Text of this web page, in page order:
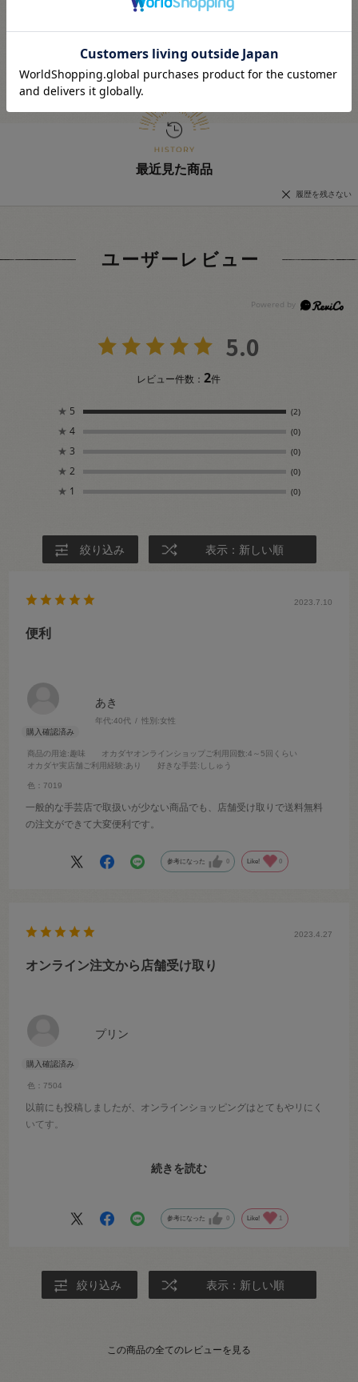
も完売・欠品の場合があります。予めご了承下さい。
最近見た商品
履歴を残さない
ユーザーレビュー
5.0
レビュー件数：2件
★ 5 (2)
★ 4 (0)
★ 3 (0)
★ 2 (0)
★ 1 (0)
絞り込み 表示：新しい順
あき
年代:40代 性別:女性
商品の用途:趣味 オカダヤオンラインショップご利用回数:4～5回くらい
オカダヤ実店舗ご利用経験:あり 好きな手芸:ししゅう
色：7019
2023.7.10
便利
一般的な手芸店で取扱いが少ない商品でも、店舗受け取りで送料無料
の注文ができて大変便利です。
参考になった 0 Like! 0
プリン
色：7504
2023.4.27
オンライン注文から店舗受け取り
以前にも投稿しましたが、オンラインショッピングはとてもやリにく
いてす。
いので助かります。また私が注文したときはオンラインだと割引にな
商品ですが、青木和子さんのミモザのリースに使うモール糸が手に入
らず、代用品としてタペストリーウール糸を使用したところフレンチ
続きを読む
参考になった 0 Like! 1
絞り込み 表示：新しい順
この商品の全てのレビューを見る